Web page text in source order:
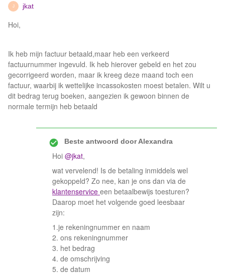
J jkat
Hoi,
Ik heb mijn factuur betaald,maar heb een verkeerd
factuurnummer ingevuld. Ik heb hierover gebeld en het zou
gecorrigeerd worden, maar ik kreeg deze maand toch een
factuur, waarbij ik wettelijke incassokosten moest betalen. Wilt u
dit bedrag terug boeken, aangezien ik gewoon binnen de
normale termijn heb betaald
Beste antwoord doorAlexandra
Hoi @jkat,
wat vervelend! Is de betaling inmiddels wel
gekoppeld? Zo nee, kan je ons dan via de
klantenservice een betaalbewijs toesturen?
Daarop moet het volgende goed leesbaar
zijn:
1.je rekeningnummer en naam
2. ons rekeningnummer
3. het bedrag
4. de omschrijving
5. de datum